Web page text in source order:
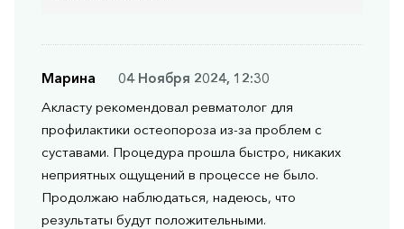
Марина
04 Ноября 2024, 12:30
Акласту рекомендовал ревматолог для
профилактики остеопороза из-за проблем с
суставами. Процедура прошла быстро, никаких
неприятных ощущений в процессе не было.
Продолжаю наблюдаться, надеюсь, что
результаты будут положительными.